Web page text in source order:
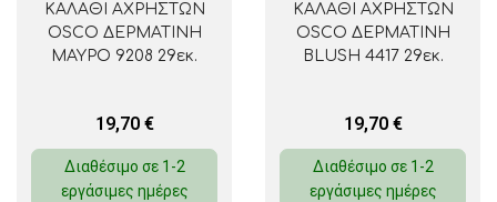
ΚΑΛΑΘΙ ΑΧΡΗΣΤΩΝ
OSCO ΔΕΡΜΑΤΙΝΗ
ΜΑΥΡΟ 9208 29εκ.
19,70 €
Διαθέσιμο σε 1-2
εργάσιμες ημέρες
ΚΑΛΑΘΙ ΑΧΡΗΣΤΩΝ
OSCO ΔΕΡΜΑΤΙΝΗ
BLUSH 4417 29εκ.
19,70 €
Διαθέσιμο σε 1-2
εργάσιμες ημέρες